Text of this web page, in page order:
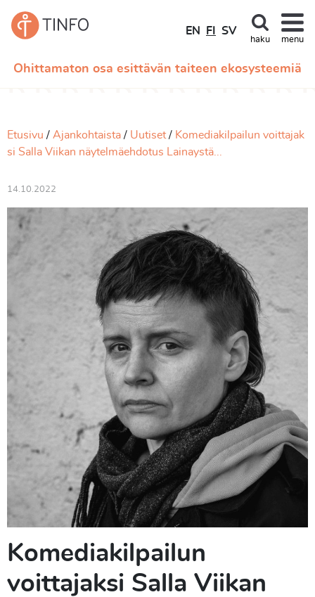
Ohittamaton osa esittävän taiteen ekosysteemiä
EN FI SV
haku menu
Etusivu Ajankohtaista Uutiset
Komediakilpailun voittajak
si Salla Viikan näytelmäehdotus Lainaystä...
14.10.2022
Komediakilpailun
voittajaksi Salla Viikan